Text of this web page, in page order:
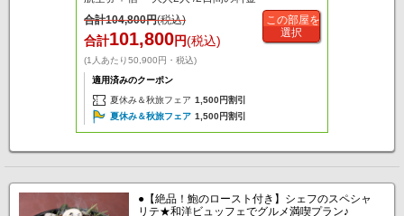
合計104,800円(税込)
合計101,800円(税込)
(1人あたり50,900円・税込)
適用済みのクーポン
夏休み＆秋旅フェア 1,500円割引
夏休み＆秋旅フェア 1,500円割引
この部屋を
選択
●【絶品！鮑のロースト付き】シェフのスペシャ
リテ★和洋ビュッフェでグルメ満喫プラン♪